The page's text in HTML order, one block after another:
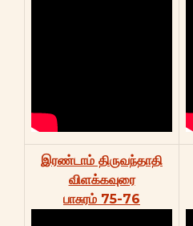
இரண்டாம் திருவந்தாதி
விளக்கவுரை
பாசுரம் 75-76